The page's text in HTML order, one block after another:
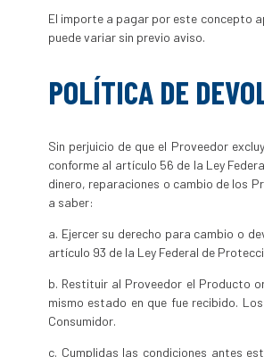
El importe a pagar por este concepto
puede variar sin previo aviso.
POLÍTICA DE
Sin perjuicio de que el Proveedor
conforme al artículo 56 de la Ley
dinero, reparaciones o cambio de los
a saber:
a. Ejercer su derecho para cambio o
artículo 93 de la Ley Federal de
b. Restituir al Proveedor el Producto
mismo estado en que fue recibido.
Consumidor.
c. Cumplidas las condiciones antes